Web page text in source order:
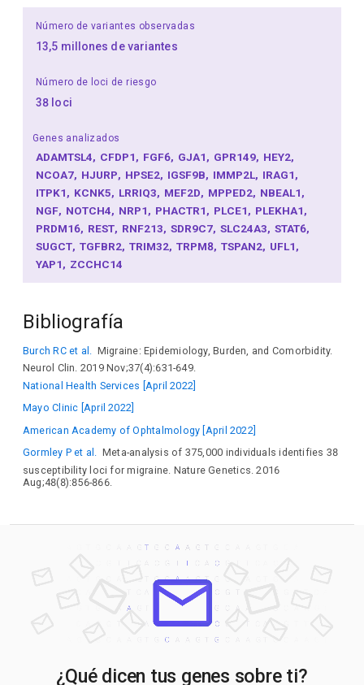
Número de variantes observadas
13,5 millones de variantes
Número de loci de riesgo
38 loci
Genes analizados
ADAMTSL4 CFDP1 FGF6 GJA1 GPR149 HEY2
NCOA7 HJURP HPSE2 IGSF9B IMMP2L IRAG1
ITPK1 KCNK5 LRRIQ3 MEF2D MPPED2 NBEAL1
NGF NOTCH4 NRP1 PHACTR1 PLCE1 PLEKHA1
PRDM16 REST RNF213 SDR9C7 SLC24A3 STAT6
SUGCT TGFBR2 TRIM32 TRPM8 TSPAN2 UFL1
YAP1 ZCCHC14
Bibliografía
Burch RC et al. Migraine: Epidemiology, Burden, and Comorbidity.
Neurol Clin. 2019 Nov;37(4):631-649.
National Health Services [April 2022]
Mayo Clinic [April 2022]
American Academy of Ophtalmology [April 2022]
Gormley P et al. Meta-analysis of 375,000 individuals identifies 38
susceptibility loci for migraine. Nature Genetics. 2016
Aug;48(8):856-866.
¿Qué dicen tus genes sobre ti?